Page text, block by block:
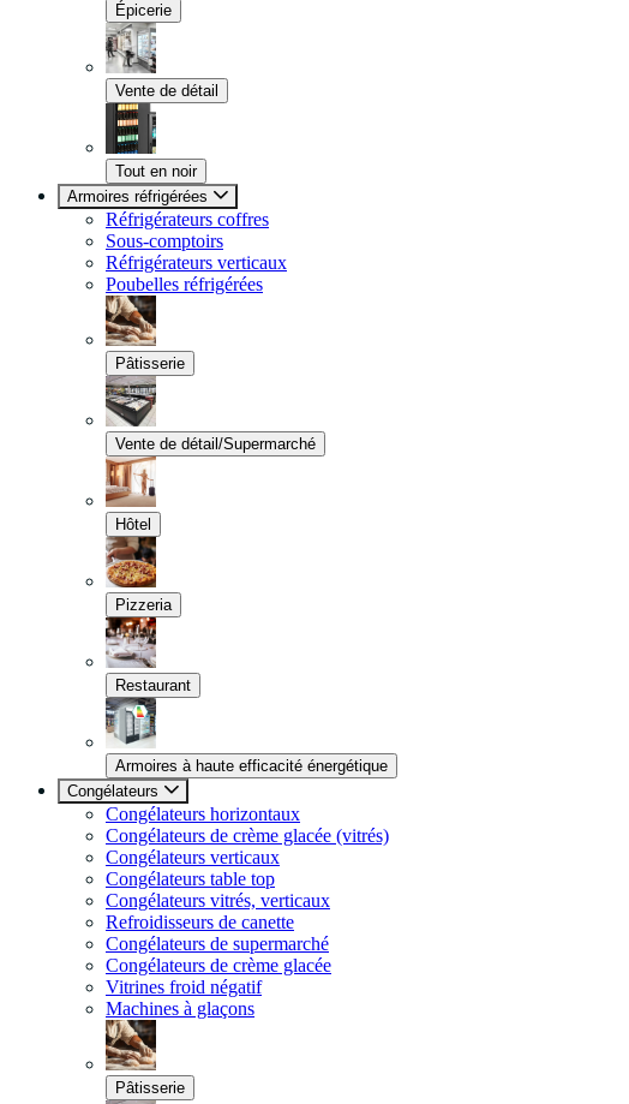
Épicerie
Vente de détail
Tout en noir
Armoires réfrigérées
Réfrigérateurs coffres
Sous-comptoirs
Réfrigérateurs verticaux
Poubelles réfrigérées
Pâtisserie
Vente de détail/Supermarché
Hôtel
Pizzeria
Restaurant
Armoires à haute efficacité énergétique
Congélateurs
Congélateurs horizontaux
Congélateurs de crème glacée (vitrés)
Congélateurs verticaux
Congélateurs table top
Congélateurs vitrés, verticaux
Refroidisseurs de canette
Congélateurs de supermarché
Congélateurs de crème glacée
Vitrines froid négatif
Machines à glaçons
Pâtisserie